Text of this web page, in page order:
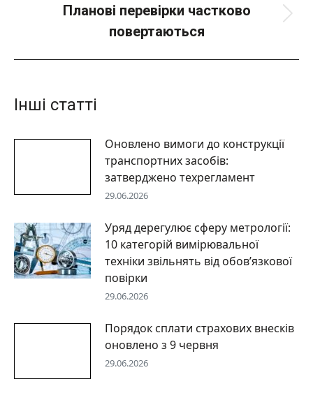
Next
post:
Планові перевірки частково
повертаються
Інші статті
Оновлено вимоги до конструкції
транспортних засобів:
затверджено техрегламент
29.06.2026
Уряд дерегулює сферу метрології:
10 категорій вимірювальної
техніки звільнять від обов’язкової
повірки
29.06.2026
Порядок сплати страхових внесків
оновлено з 9 червня
29.06.2026